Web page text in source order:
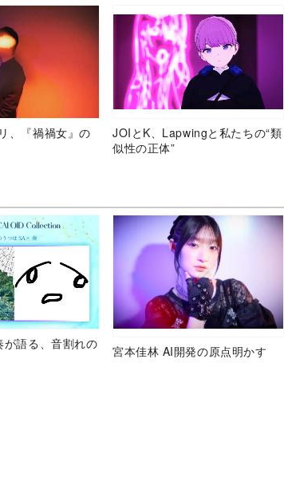
、『禍禍女』の
JOIとK、Lapwingと私たちの“類
似性の正体”
が語る、音割れの
宮本佳林 AI開発の原点明かす